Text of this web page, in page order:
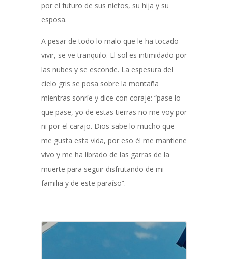
por el futuro de sus nietos, su hija y su
esposa.
A pesar de todo lo malo que le ha tocado
vivir, se ve tranquilo. El sol es intimidado por
las nubes y se esconde. La espesura del
cielo gris se posa sobre la montaña
mientras sonríe y dice con coraje: “pase lo
que pase, yo de estas tierras no me voy por
ni por el carajo. Dios sabe lo mucho que
me gusta esta vida, por eso él me mantiene
vivo y me ha librado de las garras de la
muerte para seguir disfrutando de mi
familia y de este paraíso”.